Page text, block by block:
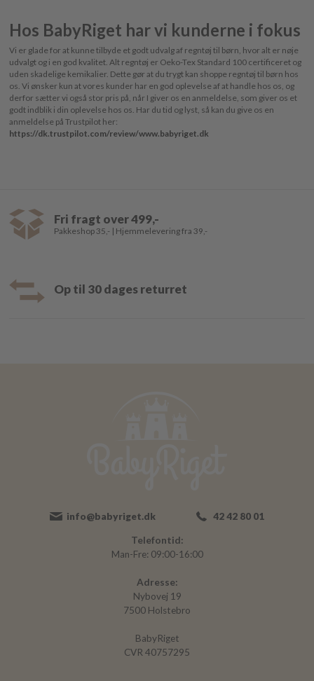
Hos BabyRiget har vi kunderne i fokus
Vi er glade for at kunne tilbyde et godt udvalg af regntøj til børn, hvor alt er nøje
udvalgt og i en god kvalitet. Alt regntøj er Oeko-Tex Standard 100 certificeret og
uden skadelige kemikalier. Dette gør at du trygt kan shoppe regntøj til børn hos
os. Vi ønsker kun at vores kunder har en god oplevelse af at handle hos os, og
derfor sætter vi også stor pris på, når I giver os en anmeldelse, som giver os et
godt indblik i din oplevelse hos os. Har du tid og lyst, så kan du give os en
anmeldelse på Trustpilot her:
https://dk.trustpilot.com/review/www.babyriget.dk
Fri fragt over 499,-
Pakkeshop 35,- | Hjemmelevering fra 39,-
Op til 30 dages returret
info@babyriget.dk 42 42 80 01
Telefontid:
Man-Fre: 09:00-16:00
Adresse:
Nybovej 19
7500 Holstebro
BabyRiget
CVR 40757295